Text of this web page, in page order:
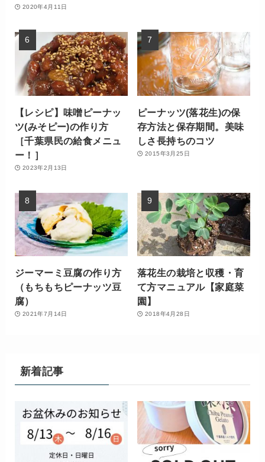
2020年4月11日
【レシピ】味噌ピーナッ
ツ(みそピー)の作り方
［千葉県民の給食メニュ
ー！］
2023年2月13日
ピーナッツ(落花生)の保
存方法と保存期間。美味
しさ長持ちのコツ
2015年3月25日
ジーマーミ豆腐の作り方
（もちもちピーナッツ豆
腐）
2021年7月14日
落花生の栽培と収穫・育
て方マニュアル【家庭菜
園】
2018年4月28日
新着記事